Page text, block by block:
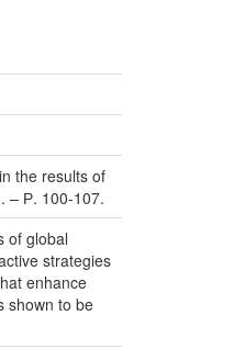
the results of
– Р. 100-107.
of global
strategies
enhance
shown to be